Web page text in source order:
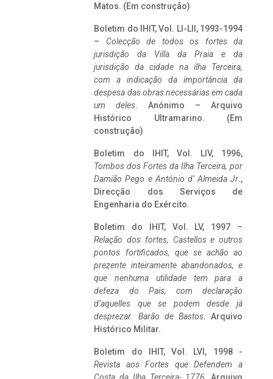
Matos. (Em construção)
Boletim do IHIT, Vol. LI-LII, 1993-1994
– Colecção de todos os fortes da
jurisdição da Villa da Praia e da
jurisdição da cidade na ilha Terceira,
com a indicação da importância da
despesa das obras necessárias em cada
um deles. Anónimo – Arquivo
Histórico Ultramarino. (Em
construção)
Boletim do IHIT, Vol. LIV, 1996,
Tombos dos Fortes da Ilha Terceira, por
Damião Pego e António d’ Almeida Jr.,
Direcção dos Serviços de
Engenharia do Exército.
Boletim do IHIT, Vol. LV, 1997 –
Relação dos fortes, Castellos e outros
pontos fortificados, que se achão ao
prezente inteiramente abandonados, e
que nenhuma utilidade tem para a
defeza do Pais, com declaração
d’aquelles que se podem desde já
desprezar. Barão de Bastos. Arquivo
Histórico Militar.
Boletim do IHIT, Vol. LVI, 1998 -
Revista aos Fortes que Defendem a